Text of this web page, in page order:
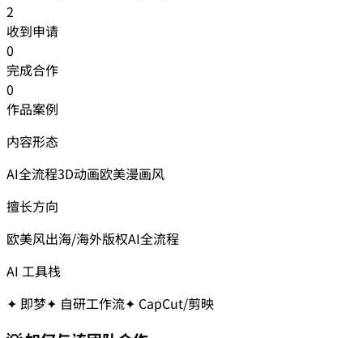
2
收到申请
0
完成合作
0
作品案例
内容形态
AI全流程3D动画欧美漫画风
擅长方向
欧美风出海/海外版权AI全流程
AI 工具栈
✦ 即梦✦ 自研工作流✦ CapCut/剪映